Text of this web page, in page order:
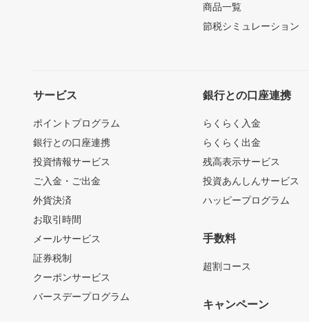
商品一覧
節税シミュレーション
サービス
ポイントプログラム
銀行との口座連携
投資情報サービス
ご入金・ご出金
外貨決済
お取引時間
メールサービス
証券税制
クーポンサービス
バースデープログラム
銀行との口座連携
らくらく入金
らくらく出金
残高表示サービス
投資あんしんサービス
ハッピープログラム
手数料
超割コース
キャンペーン